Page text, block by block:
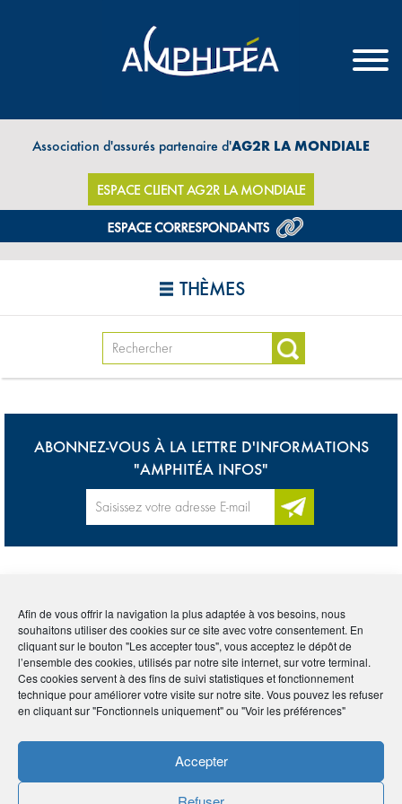
Afin de vous offrir la navigation la plus adaptée à vos besoins, nous
souhaitons utiliser des cookies sur ce site avec votre consentement. En
cliquant sur le bouton "Les accepter tous", vous acceptez le dépôt de
l’ensemble des cookies, utilisés par notre site internet, sur votre terminal.
Ces cookies servent à des fins de suivi statistiques et fonctionnement
technique pour améliorer votre visite sur notre site. Vous pouvez les refuser
en cliquant sur "Fonctionnels uniquement" ou "Voir les préférences"
Accepter
Association d'assurés partenaire d'AG2R LA MONDIALE
ESPACE CLIENT AG2R LA MONDIALE
THÈMES
ABONNEZ-VOUS À LA LETTRE D'INFORMATIONS
"AMPHITÉA INFOS"
Tous 0-9 A B C D E F G H
J
K L M N O P Q R S T
U
V
W X Y Z
DETTE PUBLIQUE